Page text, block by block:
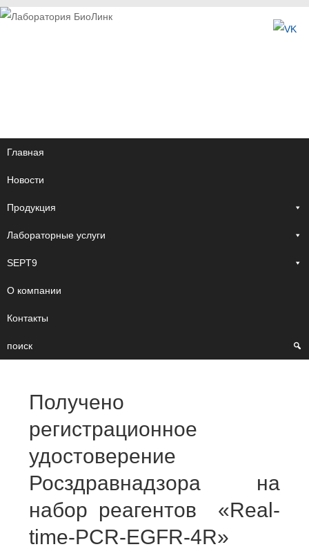
Главная
Новости
Продукция
Лабораторные услуги
SEPT9
О компании
Контакты
поиск
Получено
регистрационное
удостоверение
Росздравнадзора на
набор реагентов «Real-
time-PCR-EGFR-4R»